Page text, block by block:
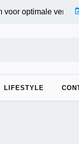
optimale
LIFESTYLE